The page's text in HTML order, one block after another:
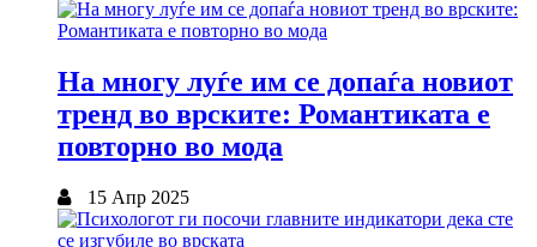
На многу луѓе им се допаѓа новиот
тренд во врските: Романтиката е
повторно во мода
15 Апр 2025